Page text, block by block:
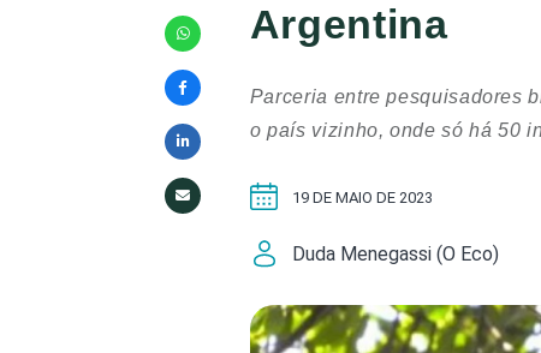
Parceiros
Republique
Publique no Fauna
Contato/Mídia Kit
Impactos dos
Argentina
Parceria entre pesquisadores
o país vizinho, onde só há 50
Duda Menegassi (O Eco)
19 DE MAIO DE 2023